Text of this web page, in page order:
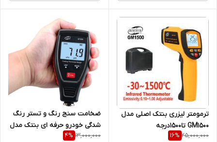
ترمومتر لیزری بنتک اصلی مدل
GM1500 تا1500درجه
25,000,000
16%
ضخامت سنج رنگ و تستر رنگ
شدگی خودرو حرفه ای بنتک مدل
GT235 ( نمایندگی اصلی جوش13,000,000
4%